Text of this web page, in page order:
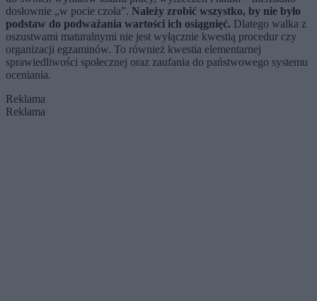
dosłownie „w pocie czoła”. Należy zrobić wszystko, by nie było
podstaw do podważania wartości ich osiągnięć. Dlatego walka z
oszustwami maturalnymi nie jest wyłącznie kwestią procedur czy
organizacji egzaminów. To również kwestia elementarnej
sprawiedliwości społecznej oraz zaufania do państwowego systemu
oceniania.
Reklama
Reklama